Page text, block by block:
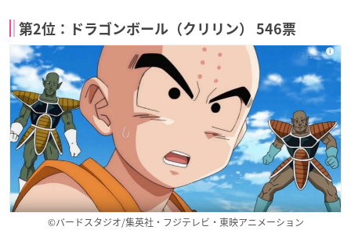
第2位：ドラゴンボール（クリリン） 546票
©バードスタジオ/集英社・フジテレビ・東映アニメーション